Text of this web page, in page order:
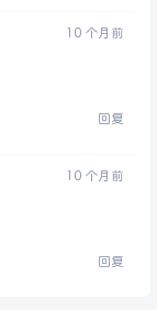
10 个月前
回复
10 个月前
回复